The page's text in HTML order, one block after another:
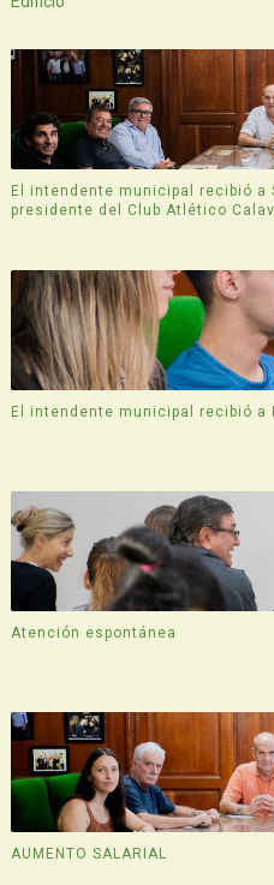
El intendente municipal recibió a
presidente del Club Atlético
El intendente municipal recibió a
Atención espontánea
AUMENTO SALARIAL